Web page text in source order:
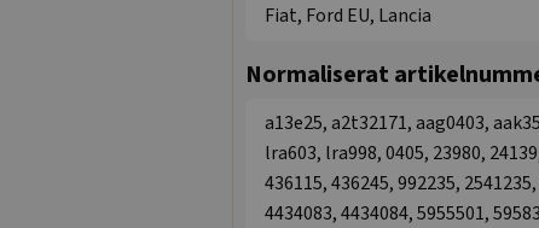
Fiat, Ford EU, Lancia
Normaliserat
a13e25, a2t32171, aag0403,
lra603, lra998, 0405, 23980,
436115, 436245, 992235,
4434083, 4434084, 5955501,